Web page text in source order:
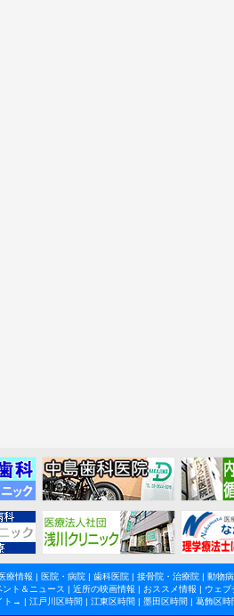
療情報 | 医院・病院| 歯科医院| 接骨院・治療院| 動物
ント＆ニュース | 近所の映画情報 | おススメ情報 | ウェブ
ト→ | 江戸川区時間 | 江東区時間 | 墨田区時間 | 葛飾区時